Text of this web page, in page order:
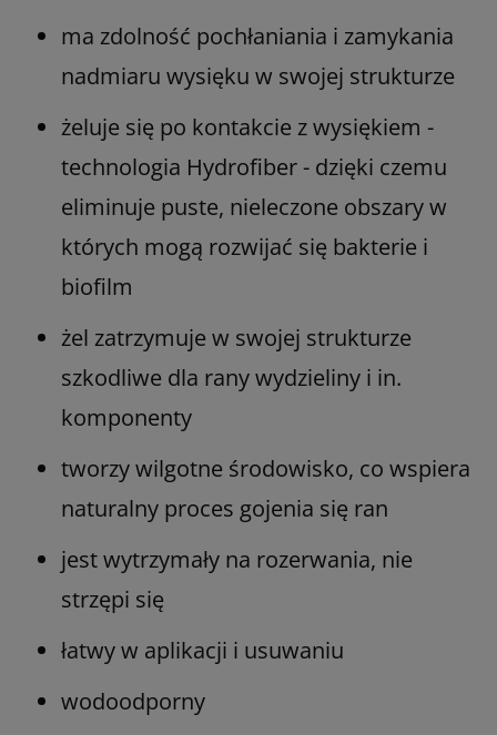
ma zdolność pochłaniania i zamykania
nadmiaru wysięku w swojej strukturze
żeluje się po kontakcie z wysiękiem -
technologia Hydrofiber - dzięki czemu
eliminuje puste, nieleczone obszary w
których mogą rozwijać się bakterie i
biofilm
żel zatrzymuje w swojej strukturze
szkodliwe dla rany wydzieliny i in.
komponenty
tworzy wilgotne środowisko, co wspiera
naturalny proces gojenia się ran
jest wytrzymały na rozerwania, nie
strzępi się
łatwy w aplikacji i usuwaniu
wodoodporny